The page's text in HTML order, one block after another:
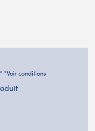
conditions